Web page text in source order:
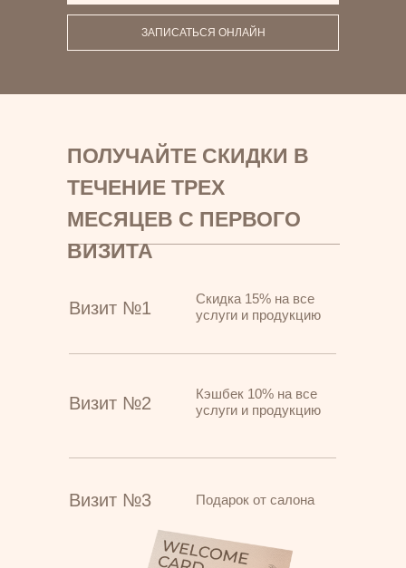
ЗАПИСАТЬСЯ ОНЛАЙН
ПОЛУЧАЙТЕ СКИДКИ В
ТЕЧЕНИЕ ТРЕХ
МЕСЯЦЕВ С ПЕРВОГО
ВИЗИТА
Визит №1
Визит №2
Визит №3
Скидка 15% на все
услуги и продукцию
Кэшбек 10% на все
услуги и продукцию
Подарок от салона